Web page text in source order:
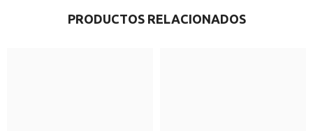
PRODUCTOS RELACIONADOS